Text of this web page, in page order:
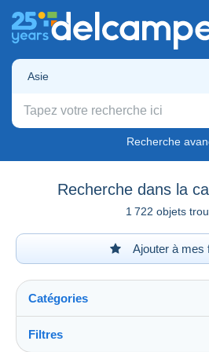
Asie
Recherche
Recherche dans la
1 722 objets
Ajouter à mes
Catégories
Filtres